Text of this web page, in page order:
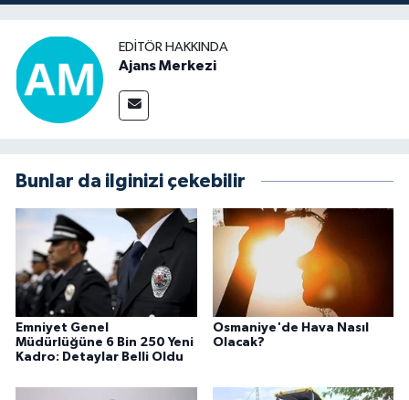
EDITÖR HAKKINDA
Ajans Merkezi
Bunlar da ilginizi çekebilir
Emniyet Genel
Müdürlüğüne 6 Bin 250 Yeni
Kadro: Detaylar Belli Oldu
Osmaniye'de Hava Nasıl
Olacak?